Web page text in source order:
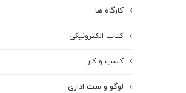
کارگاه ها
کتاب الکترونیکی
کسب و کار
لوگو و ست اداری